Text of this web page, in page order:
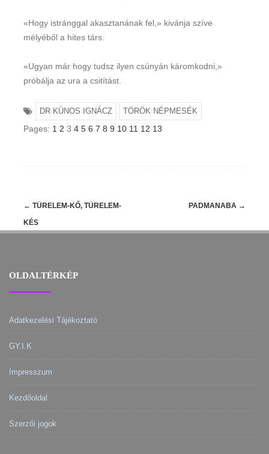
«Hogy istránggal akasztanának fel,» kivánja szíve
mélyéből a hites társ.
«Ugyan már hogy tudsz ilyen csúnyán káromkodni,»
próbálja az ura a csitítást.
DR KÚNOS IGNÁCZ TÖRÖK NÉPMESÉK
Pages: 1 2 3 4 5 6 7 8 9 10 11 12 13
Post
navigation
← TÜRELEM-KŐ, TÜRELEM-
KÉS
PADMANABA →
OLDALTÉRKÉP
Adatkezelési Tájékoztató
GY.I.K
Impresszum
Kezdőoldal
Szerzői jogok